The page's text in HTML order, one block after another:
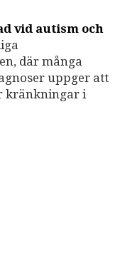
vid autism och
där många
uppger att
kränkningar i